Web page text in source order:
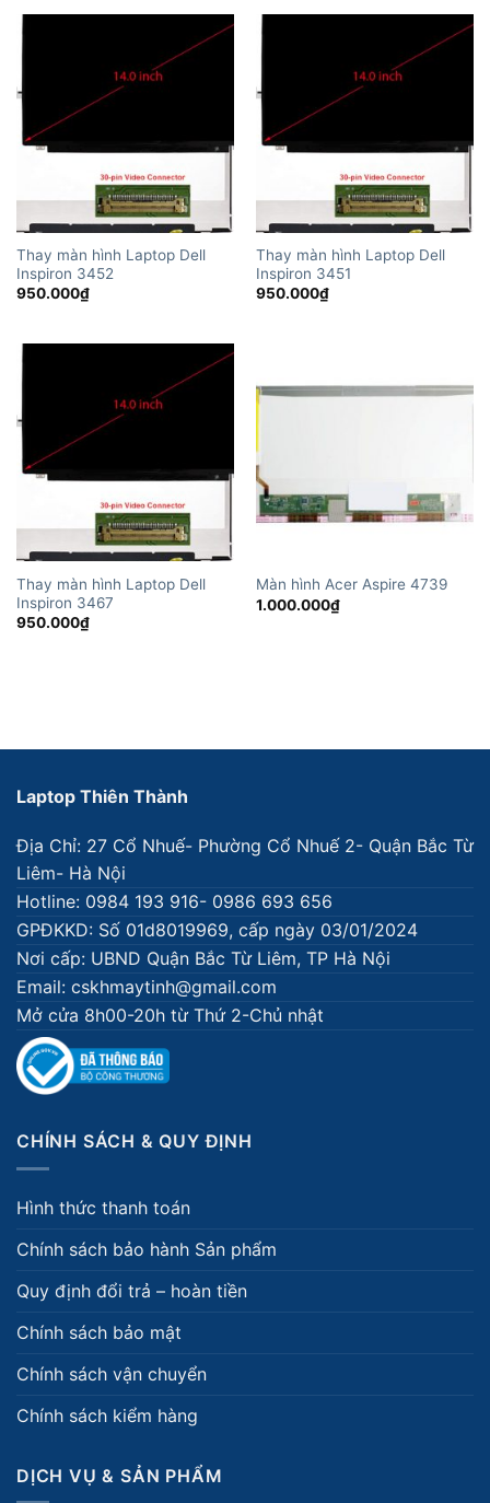
Thay màn hình Laptop Dell
Inspiron 3452
950.000₫
Thay màn hình Laptop Dell
Inspiron 3451
950.000₫
Thay màn hình Laptop Dell
Inspiron 3467
950.000₫
Màn hình Acer Aspire 4739
1.000.000₫
Laptop Thiên Thành
Địa Chỉ: 27 Cổ Nhuế- Phường Cổ Nhuế 2- Quận Bắc Từ
Liêm- Hà Nội
Hotline: 0984 193 916- 0986 693 656
GPĐKKD: Số 01d8019969, cấp ngày 03/01/2024
Nơi cấp: UBND Quận Bắc Từ Liêm, TP Hà Nội
Email: cskhmaytinh@gmail.com
Mở cửa 8h00-20h từ Thứ 2-Chủ nhật
CHÍNH SÁCH & QUY ĐỊNH
Hình thức thanh toán
Chính sách bảo hành Sản phẩm
Quy định đổi trả – hoàn tiền
Chính sách bảo mật
Chính sách vận chuyển
Chính sách kiểm hàng
DỊCH VỤ & SẢN PHẨM